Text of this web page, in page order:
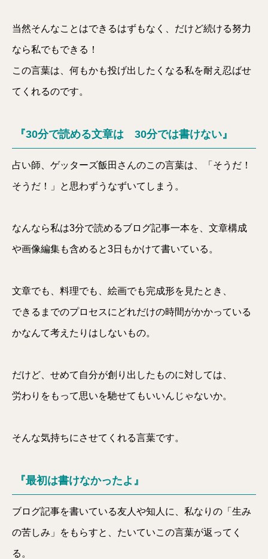
当然そんなことはできるはずもなく、だけど続ける努力
なら私でもできる！
この言葉は、何もかも投げ出したくなる私を耐え忍ばせ
てくれるのです。
『30分で読める文章は 30分では書けない』
占い師、ゲッターズ飯田さんのこの言葉は、「そうだ！
そうだ！」と思わずうなずいてしまう。
なんなら私は3分で読めるブログ記事一本を、文章構成
や画像編集も含めると3日もかけて書いている。
文章でも、料理でも、絵画でも完成形を見たとき、
できるまでのプロセスにどれだけの時間がかかっている
かなんて考えたりはしないもの。
だけど、せめて自分が創り出したものに対しては、
労わりをもって思いを馳せてもいいんじゃないか。
そんな気持ちにさせてくれる言葉です。
『最初は書けなかったよ』
ブログ記事を書いている友人や知人に、私なりの「生み
の苦しみ」をもらすと、たいていこの言葉が返ってく
る。